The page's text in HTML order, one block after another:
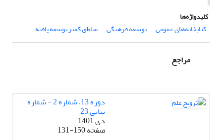
کلیدواژه‌ها
کتابخانه‌های عمومی
توسعه فرهنگی مناطق کمتر توسعه یافته
مراجع
دوره 13، شماره 2 - شماره
پیاپی 23
دی 1401
صفحه131-150